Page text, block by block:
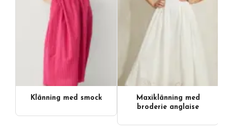
Klänning med smock
Maxiklänning med
broderie anglaise